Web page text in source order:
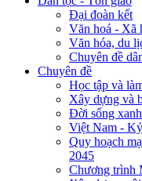
Đại đoàn kết
Văn hoá - Xã
Văn hóa, du
Chuyên đề
Chuyên đề
Học tập và
Xây dựng và
Đời sống xanh
Việt Nam -
Quy hoạch
2045
Chương trình